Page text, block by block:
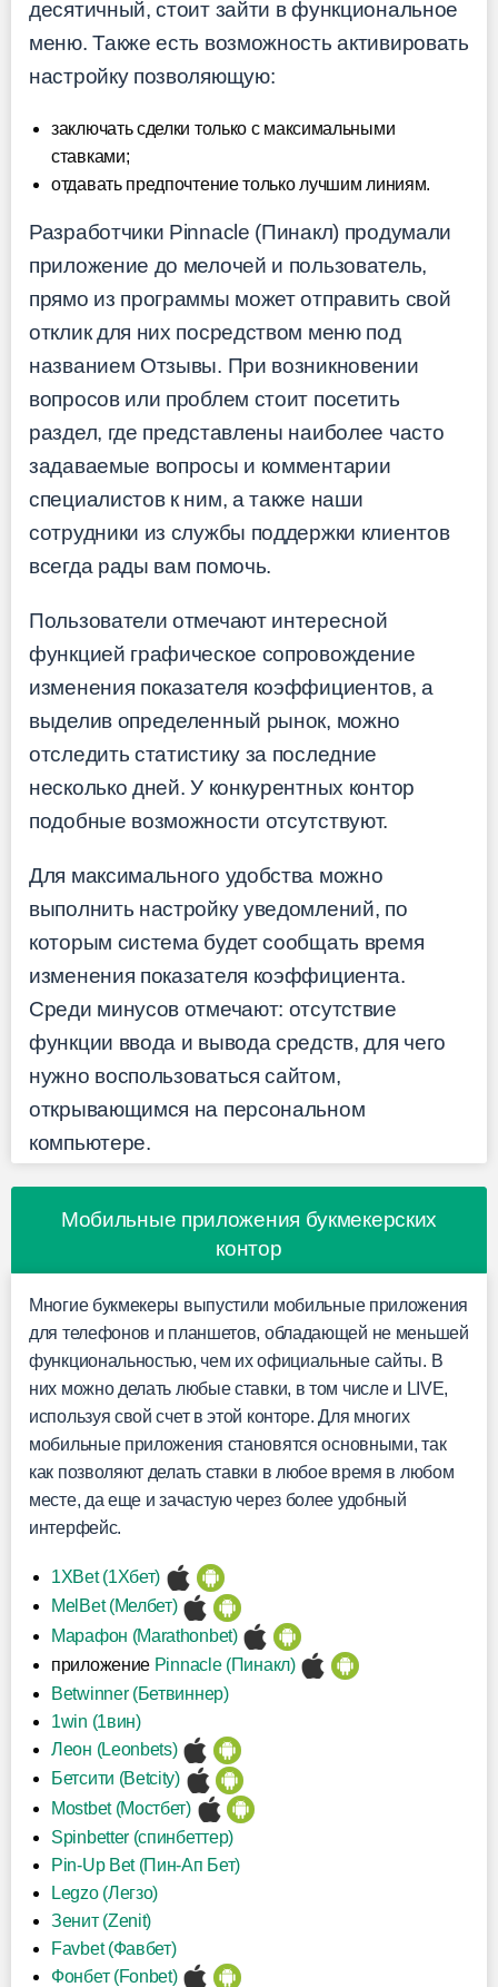
десятичный, стоит зайти в функциональное
меню. Также есть возможность активировать
настройку позволяющую:
заключать сделки только с максимальными
ставками;
отдавать предпочтение только лучшим линиям.
Разработчики Pinnacle (Пинакл) продумали
приложение до мелочей и пользователь,
прямо из программы может отправить свой
отклик для них посредством меню под
названием Отзывы. При возникновении
вопросов или проблем стоит посетить
раздел, где представлены наиболее часто
задаваемые вопросы и комментарии
специалистов к ним, а также наши
сотрудники из службы поддержки клиентов
всегда рады вам помочь.
Пользователи отмечают интересной
функцией графическое сопровождение
изменения показателя коэффициентов, а
выделив определенный рынок, можно
отследить статистику за последние
несколько дней. У конкурентных контор
подобные возможности отсутствуют.
Для максимального удобства можно
выполнить настройку уведомлений, по
которым система будет сообщать время
изменения показателя коэффициента.
Среди минусов отмечают: отсутствие
функции ввода и вывода средств, для чего
нужно воспользоваться сайтом,
открывающимся на персональном
компьютере.
Мобильные приложения букмекерских
контор
Многие букмекеры выпустили мобильные приложения
для телефонов и планшетов, обладающей не меньшей
функциональностью, чем их официальные сайты. В
них можно делать любые ставки, в том числе и LIVE,
используя свой счет в этой конторе. Для многих
мобильные приложения становятся основными, так
как позволяют делать ставки в любое время в любом
месте, да еще и зачастую через более удобный
интерфейс.
1XBet (1Хбет)
MelBet (Мелбет)
Марафон (Marathonbet)
приложение Pinnacle (Пинакл)
Betwinner (Бетвиннер)
1win (1вин)
Леон (Leonbets)
Бетсити (Betcity)
Mostbet (Мостбет)
Spinbetter (спинбеттер)
Pin-Up Bet (Пин-Ап Бет)
Legzo (Легзо)
Зенит (Zenit)
Favbet (Фавбет)
Фонбет (Fonbet)